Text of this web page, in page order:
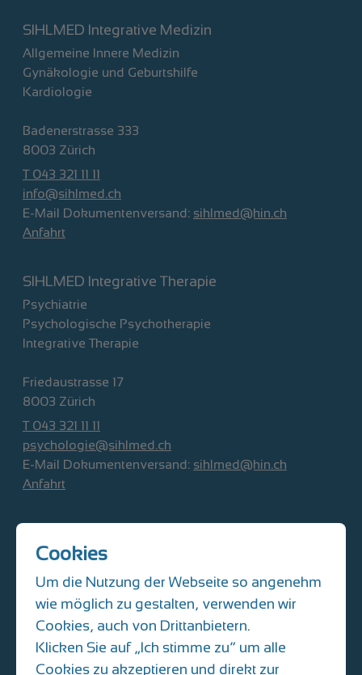
SIHLMED Integrative Medizin
Allgemeine Innere Medizin
Gynäkologie und Geburtshilfe
Kardiologie
Badenerstrasse 333
8003 Zürich
T 043 321 11 11
info@sihlmed.ch
E-Mail Dokumentenversand: sihlmed@hin.ch
Anfahrt
SIHLMED Integrative Therapie
Psychiatrie
Psychologische Psychotherapie
Integrative Therapie
Friedaustrasse 17
8003 Zürich
T 043 321 11 11
psychologie@sihlmed.ch
E-Mail Dokumentenversand: sihlmed@hin.ch
Anfahrt
Albisriederplatz 10
8004 Zürich
T 044 493 31 61
kinderarzt@sihlmed.ch
praxisalbisriederplatz@hin.ch
Cookies
Um die Nutzung der Webseite so angenehm
wie möglich zu gestalten, verwenden wir
Cookies, auch von Drittanbietern.
Klicken Sie auf „Ich stimme zu“ um alle
Cookies zu akzeptieren und direkt zur